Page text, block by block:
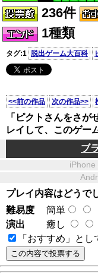
236件
1種類
タグ:1 脱出ゲーム大百科
<<前の作品 次の作品>>
「ピクトさんをさ
レイして、このゲー
ブ
iPhone
プレイ内容はどうで
難易度
簡単
演出
癒し
「おすすめ」とし